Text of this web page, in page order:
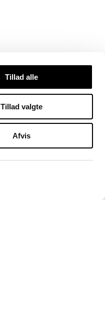
Tillad alle
Tillad valgte
Afvis